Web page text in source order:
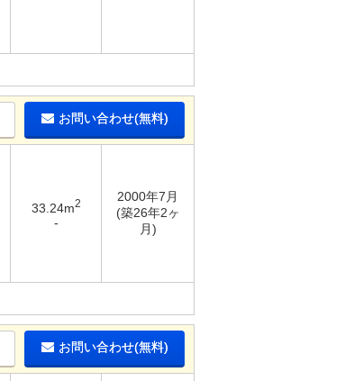
お問い合わせ(無料)
33.24m2
-
2000年7月
(築26年2ヶ
月)
お問い合わせ(無料)